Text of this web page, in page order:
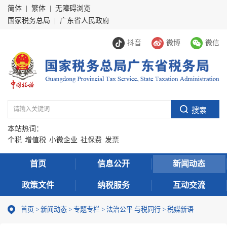
简体 繁体
无障碍浏览
国家税务总局
广东省人民政府
抖音 微博 微信
本站热词：
个税 增值税 小微企业 社保费 发票
首页 信息公开 新闻动态
政策文件 纳税服务 互动交流
首页 > 新闻动态 > 专题专栏 > 法治公平 与税同行 > 税媒新语